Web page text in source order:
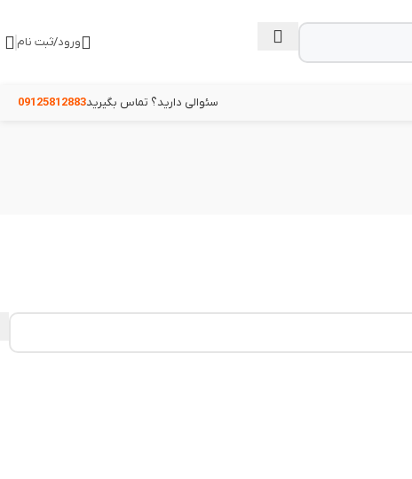
ورود/ثبت نام
سئوالی دارید؟ تماس بگیرید09125812883